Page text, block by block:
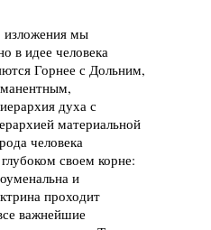
мы
в идее человека
Горнее с Дольним,
духа с
материальной
человека
своем корне:
и
проходит
важнейшие